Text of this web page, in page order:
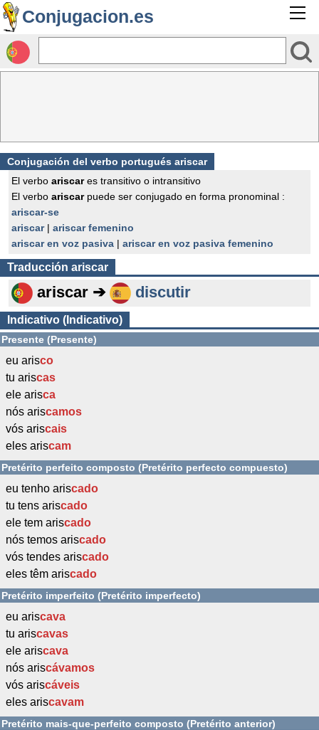
Conjugacion.es
Conjugación del verbo portugués ariscar
El verbo ariscares transitivo o intransitivo
El verbo ariscarpuede ser conjugado en forma pronominal :
ariscar-se
ariscar| ariscar femenino
ariscar en voz pasiva | ariscar en voz pasiva femenino
Traducción ariscar
ariscar ➔ discutir
Indicativo (Indicativo)
Presente (Presente)
eu arisco
tu ariscas
ele arisca
nós ariscamos
vós ariscais
eles ariscam
Pretérito perfeito composto (Pretérito perfecto compuesto)
eu tenho ariscado
tu tens ariscado
ele tem ariscado
nós temos ariscado
vós tendes ariscado
eles têm ariscado
Pretérito imperfeito (Pretérito imperfecto)
eu ariscava
tu ariscavas
ele ariscava
nós ariscávamos
vós ariscáveis
eles ariscavam
Pretérito mais-que-perfeito composto (Pretérito anterior)